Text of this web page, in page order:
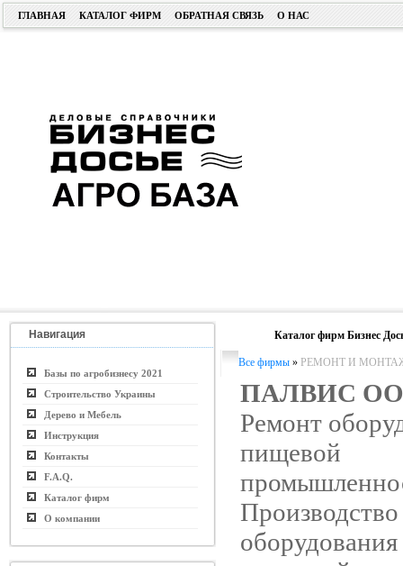
ГЛАВНАЯ КАТАЛОГ ФИРМ ОБРАТНАЯ СВЯЗЬ О НАС
Навигация
Базы по агробизнесу 2021
Строительство Украины
Дерево и Мебель
Инструкция
Контакты
F.A.Q.
Каталог фирм
О компании
Каталог фирм Бизнес
Все фирмы » РЕМОНТ И
ПАЛВИС
Ремонт
пищевой
Производство
оборудования